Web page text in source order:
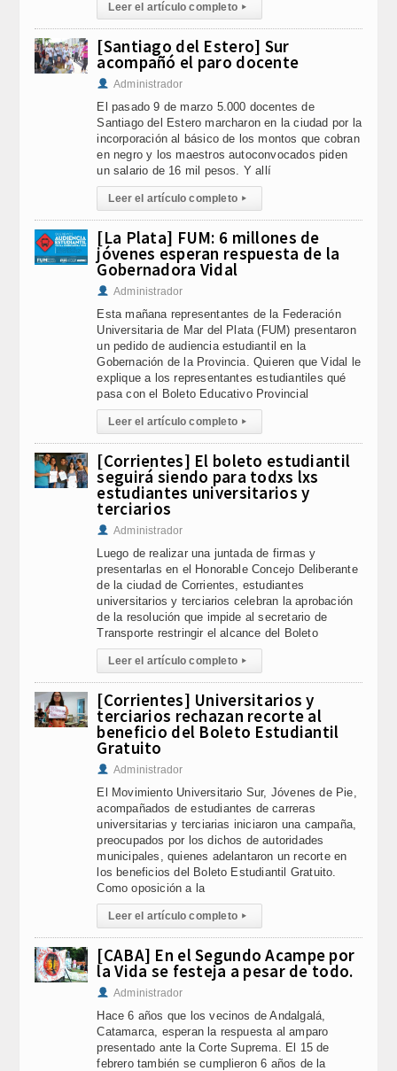
Leer el artículo completo ▸
[Santiago del Estero] Sur
acompañó el paro docente
Administrador
El pasado 9 de marzo 5.000 docentes de
Santiago del Estero marcharon en la ciudad por la
incorporación al básico de los montos que cobran
en negro y los maestros autoconvocados piden
un salario de 16 mil pesos. Y allí
Leer el artículo completo ▸
[La Plata] FUM: 6 millones de
jóvenes esperan respuesta de la
Gobernadora Vidal
Administrador
Esta mañana representantes de la Federación
Universitaria de Mar del Plata (FUM) presentaron
un pedido de audiencia estudiantil en la
Gobernación de la Provincia. Quieren que Vidal le
explique a los representantes estudiantiles qué
pasa con el Boleto Educativo Provincial
Leer el artículo completo ▸
[Corrientes] El boleto estudiantil
seguirá siendo para todxs lxs
estudiantes universitarios y
terciarios
Administrador
Luego de realizar una juntada de firmas y
presentarlas en el Honorable Concejo Deliberante
de la ciudad de Corrientes, estudiantes
universitarios y terciarios celebran la aprobación
de la resolución que impide al secretario de
Transporte restringir el alcance del Boleto
Leer el artículo completo ▸
[Corrientes] Universitarios y
terciarios rechazan recorte al
beneficio del Boleto Estudiantil
Gratuito
Administrador
El Movimiento Universitario Sur, Jóvenes de Pie,
acompañados de estudiantes de carreras
universitarias y terciarias iniciaron una campaña,
preocupados por los dichos de autoridades
municipales, quienes adelantaron un recorte en
los beneficios del Boleto Estudiantil Gratuito.
Como oposición a la
Leer el artículo completo ▸
[CABA] En el Segundo Acampe por
la Vida se festeja a pesar de todo.
Administrador
Hace 6 años que los vecinos de Andalgalá,
Catamarca, esperan la respuesta al amparo
presentado ante la Corte Suprema. El 15 de
febrero también se cumplieron 6 años de la